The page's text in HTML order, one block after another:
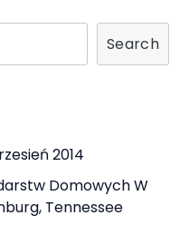
Search
2014
Domowych W
Tennessee